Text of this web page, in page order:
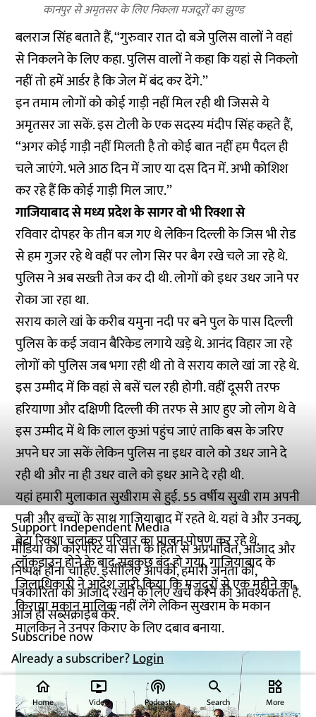
Support Independent Media
मीडिया को कॉरपोरेट या सत्ता के हितों से अप्रभावित, आजाद और
निष्पक्ष होना चाहिए. इसीलिए आपको, हमारी जनता को,
पत्रकारिता को आजाद रखने के लिए खर्च करने की आवश्यकता है.
आज ही सब्सक्राइब करें.
Subscribe now
Already a subscriber?Login
कानपुर से अमृतसर के लिए निकला मजदूरों का झुण्ड
बलराज सिंह बताते हैं, ‘‘गुरुवार रात दो बजे पुलिस वालों ने वहां
से निकलने के लिए कहा. पुलिस वालों ने कहा कि यहां से निकलो
नहीं तो हमें आर्डर है कि जेल में बंद कर देंगे.’’
इन तमाम लोगों को कोई गाड़ी नहीं मिल रही थी जिससे ये
अमृतसर जा सकें. इस टोली के एक सदस्य मंदीप सिंह कहते हैं,
‘‘अगर कोई गाड़ी नहीं मिलती है तो कोई बात नहीं हम पैदल ही
चले जाएंगे. भले आठ दिन में जाए या दस दिन में. अभी कोशिश
कर रहे हैं कि कोई गाड़ी मिल जाए.’’
गाजियाबाद से मध्य प्रदेश के सागर वो भी रिक्शा से
रविवार दोपहर के तीन बज गए थे लेकिन दिल्ली के जिस भी रोड
से हम गुजर रहे थे वहीं पर लोग सिर पर बैग रखे चले जा रहे थे.
पुलिस ने अब सख्ती तेज कर दी थी. लोगों को इधर उधर जाने पर
रोका जा रहा था.
सराय काले खां के करीब यमुना नदी पर बने पुल के पास दिल्ली
पुलिस के कई जवान बैरिकेड लगाये खड़े थे. आनंद विहार जा रहे
लोगों को पुलिस जब भगा रही थी तो वे सराय काले खां जा रहे थे.
इस उम्मीद में कि वहां से बसें चल रही होगी. वहीं दूसरी तरफ
हरियाणा और दक्षिणी दिल्ली की तरफ से आए हुए जो लोग थे वे
इस उम्मीद में थे कि लाल कुआं पहुंच जाएं ताकि बस के जरिए
अपने घर जा सकें लेकिन पुलिस ना इधर वाले को उधर जाने दे
रही थी और ना ही उधर वाले को इधर आने दे रही थी.
यहां हमारी मुलाकात सुखीराम से हुई. 55 वर्षीय सुखी राम अपनी
पत्नी और बच्चों के साथ गाजियाबाद में रहते थे. यहां वे और उनका
बेटा रिक्शा चलाकर परिवार का पालन पोषण कर रहे थे.
लॉकडाउन होने के बाद सबकुछ बंद हो गया. गाजियाबाद के
जिलाधिकारी ने आदेश जारी किया कि मजदूरों से एक महीने का
किराया मकान मालिक नहीं लेंगे लेकिन सुखराम के मकान
मालकिन ने उनपर किराए के लिए दबाव बनाया.
home
Home
ondemand_video
Video
podcasts
Podcast Search
widgets
More